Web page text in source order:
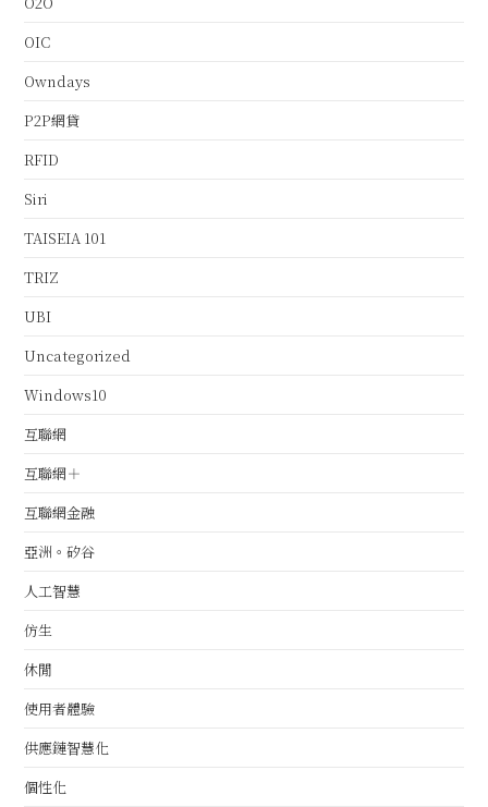
OIC
Owndays
P2P網貸
RFID
Siri
TAISEIA 101
TRIZ
UBI
Uncategorized
Windows10
互聯網
互聯網＋
互聯網金融
亞洲。矽谷
人工智慧
仿生
休閒
使用者體驗
供應鏈智慧化
個性化